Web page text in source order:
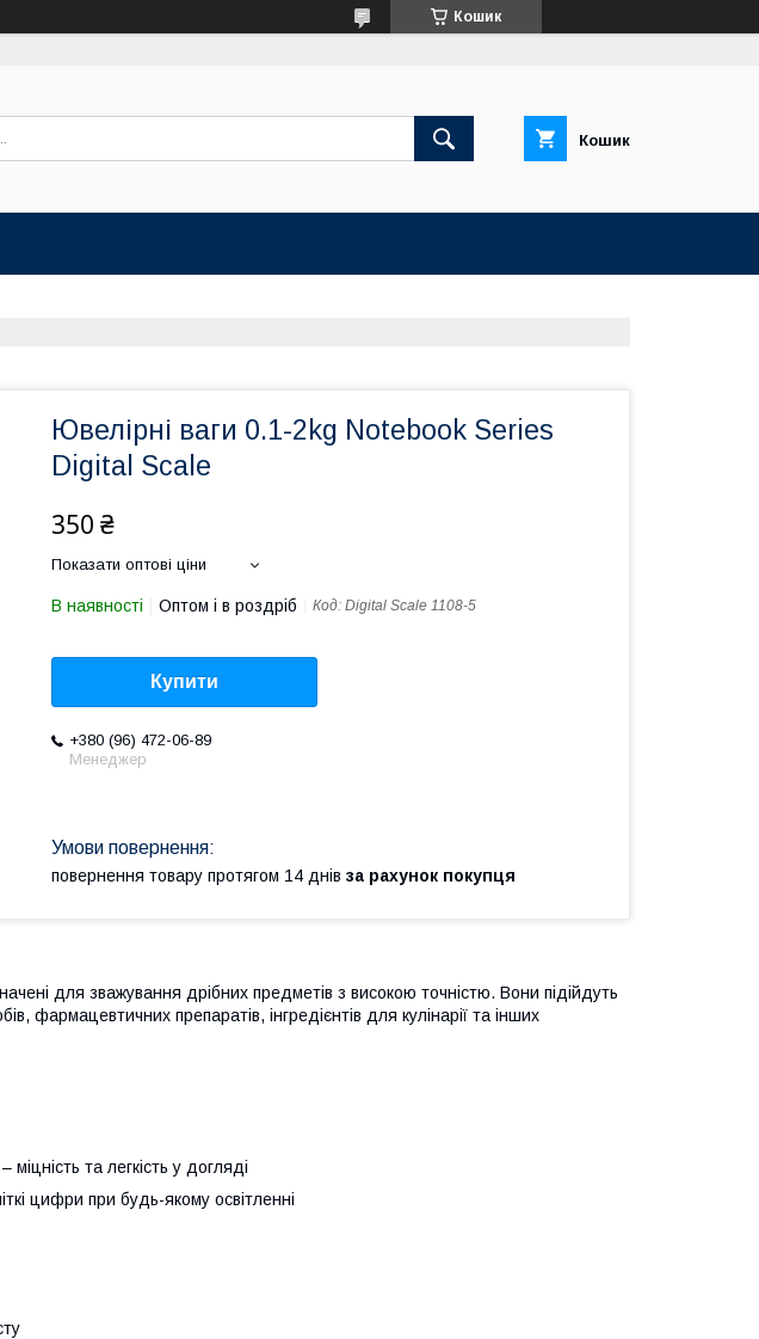
Кошик
Кошик
Ювелірні ваги 0.1-2kg Notebook Series
Digital Scale
350 ₴
Показати оптові ціни
В наявності Оптом і в роздріб Код: Digital Scale 1108-5
Купити
+380 (96) 472-06-89
Менеджер
повернення товару протягом 14 днів за рахунок покупця
для зважування дрібних предметів з високою точністю. Вони підійдуть
фармацевтичних препаратів, інгредієнтів для кулінарії та інших
та легкість у догляді
цифри при будь-якому освітленні